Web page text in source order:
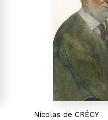
Nicolas de CRÉCY